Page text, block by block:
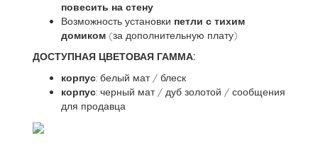
повесить на стену
Возможность установки петли с тихим
домиком (за дополнительную плату)
ДОСТУПНАЯ ЦВЕТОВАЯ ГАММА:
корпус: белый мат / блеск
корпус: черный мат / дуб золотой / сообщения
для продавца